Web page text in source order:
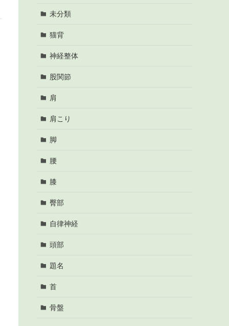
未分類
猫背
神経整体
股関節
肩
肩こり
脚
腰
膝
臀部
自律神経
頭部
題名
首
骨盤